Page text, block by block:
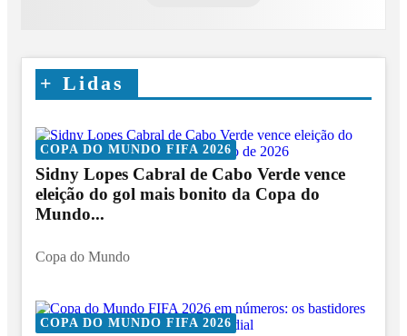
+ Lidas
COPA DO MUNDO FIFA 2026
Sidny Lopes Cabral de Cabo Verde vence
eleição do gol mais bonito da Copa do
Mundo...
Copa do Mundo
COPA DO MUNDO FIFA 2026